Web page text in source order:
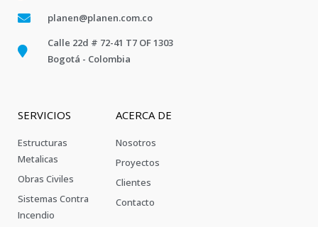
planen@planen.com.co
Calle 22d # 72-41 T7 OF 1303
Bogotá - Colombia
SERVICIOS
Estructuras
Metalicas
Obras Civiles
Sistemas Contra
Incendio
ACERCA DE
Nosotros
Proyectos
Clientes
Contacto